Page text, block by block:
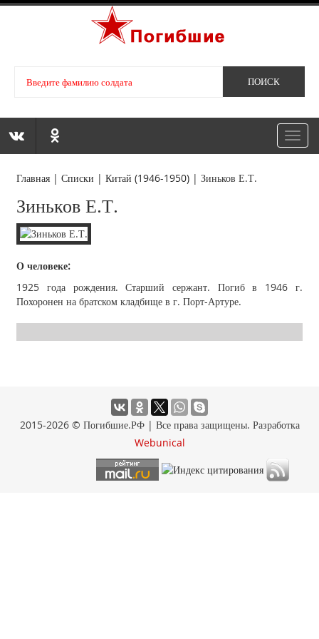
Главная |Списки |Китай (1946-1950) |Зиньков Е.Т.
Зиньков Е.Т.
О человеке:
1925 года рождения. Старший сержант. Погиб в 1946 г.
Похоронен на братском кладбище в г. Порт-Артуре.
2015-2026 © Погибшие.РФ | Все права защищены. Разработка
Webunical